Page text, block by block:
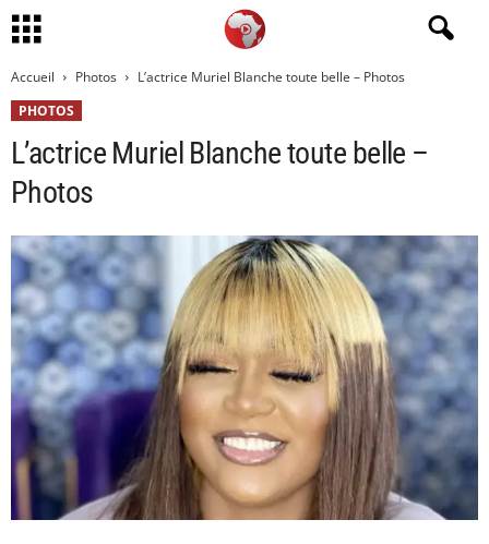
Accueil Photos
L’actrice Muriel Blanche toute belle – Photos
PHOTOS
L’actrice Muriel Blanche toute belle –
Photos